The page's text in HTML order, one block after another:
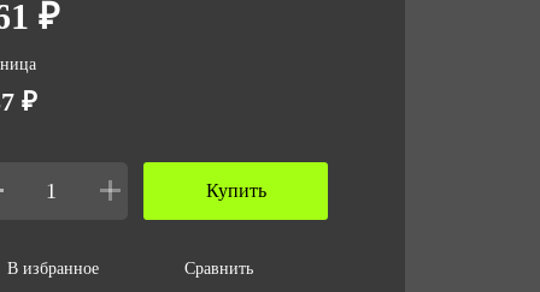
ед,кг
₽
₽
Купить
В избранное Сравнить